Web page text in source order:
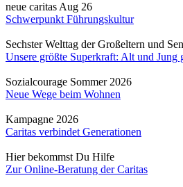
neue caritas Aug 26
Schwerpunkt Führungskultur
Sechster Welttag der Großeltern und
Unsere größte Superkraft: Alt und Jung
Sozialcourage Sommer 2026
Neue Wege beim Wohnen
Kampagne 2026
Caritas verbindet Generationen
Hier bekommst Du Hilfe
Zur Online-Beratung der Caritas